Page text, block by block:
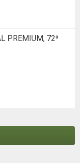
PREMIUM, 72⁰